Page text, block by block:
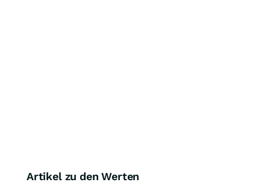
Artikel zu den Werten